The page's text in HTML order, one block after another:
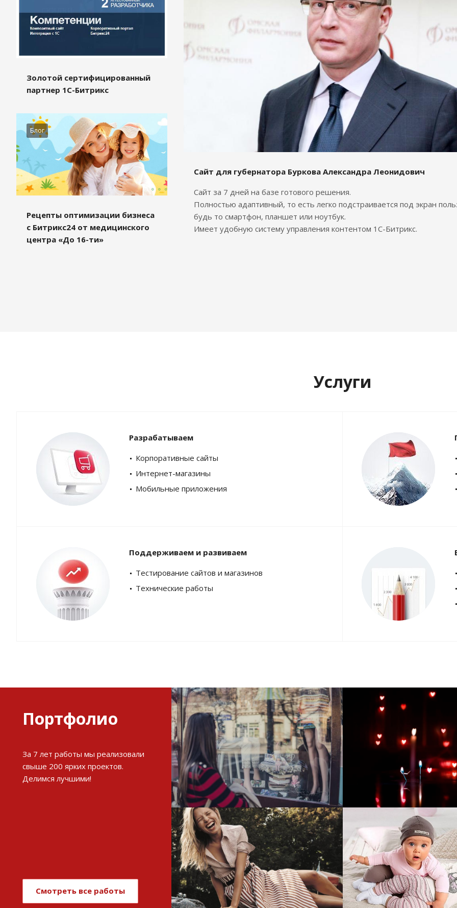
Золотой сертифицированный
партнер 1С-Битрикс
Блог
Рецепты оптимизации бизнеса
с Битрикс24 от медицинского
центра «До 16-ти»
Сайт для губернатора Буркова Александра Леонидович
Сайт за 7 дней на базе готового решения.
Полностью адаптивный, то есть легко подстраивается под экран
будь то смартфон, планшет или ноутбук.
Имеет удобную систему управления контентом 1С-Битрикс.
Услуги
Разрабатываем
Корпоративные сайты
Интернет-магазины
Мобильные приложения
Поддерживаем и развиваем
Тестирование сайтов и магазинов
Технические работы
Портфолио
За 7 лет работы мы реализовали
свыше 200 ярких проектов.
Делимся лучшими!
Смотреть все работы
Развитие и поддержка
интернет-витрины StepClub
Смотреть проект
Развитие
магазина "Всё
Смотреть проект
Имиджевый сайт для сети
магазинов Soho Project
Увеличили
интернет-
topdatop.ru на